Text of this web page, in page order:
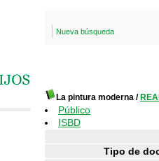
Nueva búsqueda
La pintura moderna /
Público
ISBD
Tipo de